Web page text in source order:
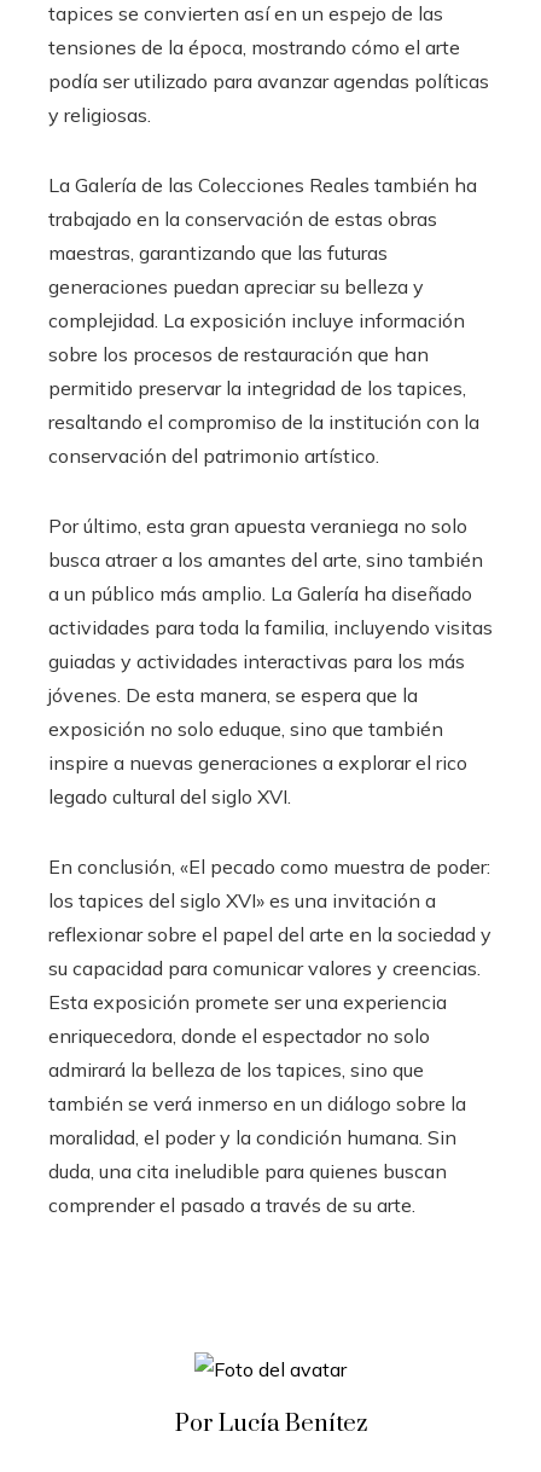
tapices se convierten así en un espejo de las
tensiones de la época, mostrando cómo el arte
podía ser utilizado para avanzar agendas políticas
y religiosas.
La Galería de las Colecciones Reales también ha
trabajado en la conservación de estas obras
maestras, garantizando que las futuras
generaciones puedan apreciar su belleza y
complejidad. La exposición incluye información
sobre los procesos de restauración que han
permitido preservar la integridad de los tapices,
resaltando el compromiso de la institución con la
conservación del patrimonio artístico.
Por último, esta gran apuesta veraniega no solo
busca atraer a los amantes del arte, sino también
a un público más amplio. La Galería ha diseñado
actividades para toda la familia, incluyendo visitas
guiadas y actividades interactivas para los más
jóvenes. De esta manera, se espera que la
exposición no solo eduque, sino que también
inspire a nuevas generaciones a explorar el rico
legado cultural del siglo XVI.
En conclusión, «El pecado como muestra de poder:
los tapices del siglo XVI» es una invitación a
reflexionar sobre el papel del arte en la sociedad y
su capacidad para comunicar valores y creencias.
Esta exposición promete ser una experiencia
enriquecedora, donde el espectador no solo
admirará la belleza de los tapices, sino que
también se verá inmerso en un diálogo sobre la
moralidad, el poder y la condición humana. Sin
duda, una cita ineludible para quienes buscan
comprender el pasado a través de su arte.
Por Lucía Benítez